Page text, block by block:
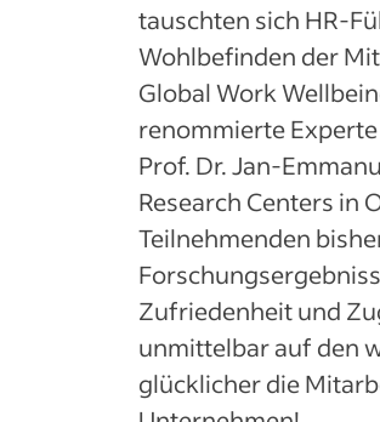
tauschten sich HR-
Wohlbefinden der
Global Work
renommierte
Prof. Dr. Jan-
Research Centers in
Teilnehmenden
Zufriedenheit und
unmittelbar auf den
glücklicher die